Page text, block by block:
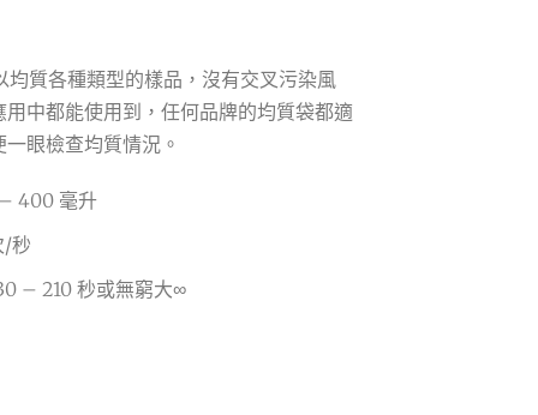
均質各種類型的樣品，沒有交叉污染風
中都能使用到，任何品牌的均質袋都適
眼檢查均質情況。
400 毫升
/秒
– 210 秒或無窮大∞